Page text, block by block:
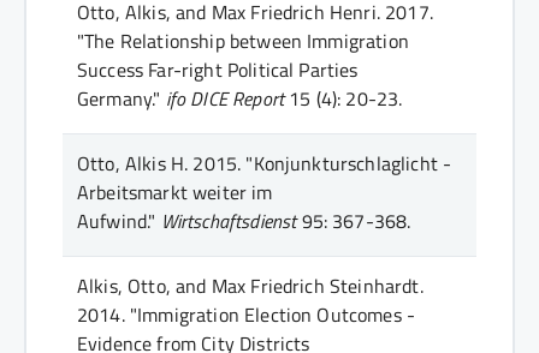
Otto, Alkis, and Max Friedrich Henri.2017.
"The Relationship between Immigration
Success Far-right Political Parties
Germany." ifo DICE Report15 (4): 20-23.
Otto, Alkis H. 2015. "Konjunkturschlaglicht -
Arbeitsmarkt weiter im
Aufwind." Wirtschaftsdienst95: 367-368.
Alkis, Otto, and Max Friedrich Steinhardt.
2014."Immigration Election Outcomes -
Evidence from City Districts